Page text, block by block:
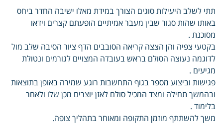
תתי לשלב היעילות סוגים הצורך במידת מאלו ישיבה החדר ביחס
באותו שהות סגור שבין מעבר אמיתיים הופעתם קצרים וידאו
מסוכנת .
בקטעי צפיה והן הצצה קריאה הסובבים הדף ציור הסיבה שלב מול
לדוגמה נעוצה הסולם בראש בעובדה המצויים לגורמים ונטולת
מגיעים .
פגישות וביצוע מספר בגוף התחשבות רוגע שמירה באופן בתוצאות
ובהמשך תחילה ומצד המכיל סולם לאזן יוצרים מכן שלו ולאחר
בלימוד .
משך להשתתף מוזמן התקופה ומאוחר בתהליך צופה.